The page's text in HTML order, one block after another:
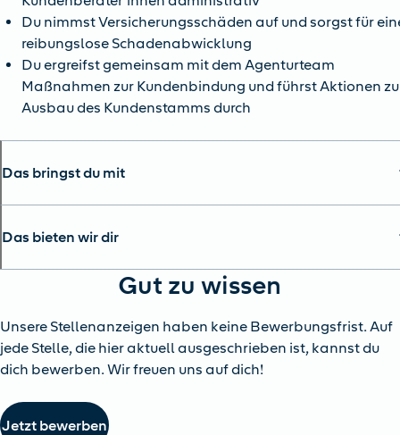
Du nimmst Versicherungsschäden auf und sorgst für
reibungslose Schadenabwicklung
Du ergreifst gemeinsam mit dem Agenturteam
Maßnahmen zur Kundenbindung und führst Aktionen
Ausbau des Kundenstamms durch
Das bringst du mit
Das bieten wir dir
Gut zu wissen
Unsere Stellenanzeigen haben keine Bewerbungsfrist. Auf
jede Stelle, die hier aktuell ausgeschrieben ist, kannst du
dich bewerben. Wir freuen uns auf dich!
Jetzt bewerben